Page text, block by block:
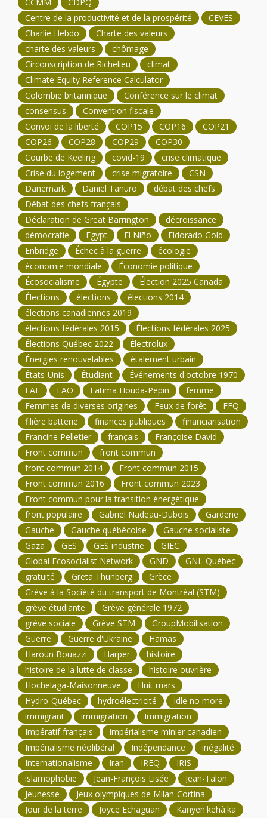
Centre de la productivité et de la prospérité
CEVES
Charlie Hebdo
Charte des valeurs
charte des valeurs
chômage
Circonscription de Richelieu
climat
Climate Equity Reference Calculator
Colombie britannique
Conférence sur le climat
consensus
Convention fiscale
Convoi de la liberté
COP15 COP16
COP21
COP26
COP28 COP29
COP30
Courbe de Keeling
covid-19
crise climatique
Crise du logement
crise migratoire
CSN
Danemark
Daniel Tanuro
débat des chefs
Débat des chefs français
Déclaration de Great Barrington
décroissance
démocratie
Egypt El Niño
Eldorado Gold
Enbridge
Échec à la guerre
écologie
économie mondiale
Économie politique
Écosocialisme
Égypte
Élection 2025 Canada
Élections
élections
élections 2014
élections canadiennes 2019
élections fédérales 2015
Élections fédérales 2025
Élections Québec 2022
Électrolux
Énergies renouvelables
étalement urbain
États-Unis
Étudiant
Événements d'octobre 1970
FAE
FAO Fatima Houda-Pepin
femme
Femmes de diverses origines
Feux de forêt
FFQ
filière batterie
finances publiques
financiarisation
Francine Pelletier
français
Françoise David
Front commun
front commun
front commun 2014
Front commun 2015
Front commun 2016
Front commun 2023
Front commun pour la transition énergétique
front populaire
Gabriel Nadeau-Dubois
Garderie
Gauche
Gauche québécoise
Gauche socialiste
Gaza
GES GES industrie
GIEC
Global Ecosocialist Network
GND
GNL-Québec
gratuité
Greta Thunberg
Grèce
Grève à la Société du transport de Montréal (STM)
grève étudiante
Grève générale 1972
grève sociale
Grève STM
GroupMobilisation
Guerre
Guerre d'Ukraine
Hamas
Haroun Bouazzi
Harper
histoire
histoire de la lutte de classe
histoire ouvrière
Hochelaga-Maisonneuve
Huit mars
Hydro-Québec
hydroélectricité
Idle no more
immigrant
immigration
Immigration
Impératif français
impérialisme minier canadien
Impérialisme néolibéral
Indépendance
inégalité
Internationalisme
Iran IREQ
IRIS
islamophobie
Jean-François Lisée
Jean-Talon
Jeunesse
Jeux olympiques de Milan-Cortina
Jour de la terre
Joyce Echaguan
Kanyen'kehà:ka